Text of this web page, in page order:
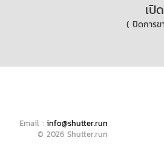
เปิ
( ปิดการข
Email : info@shutter.run
© 2026 Shutter.run